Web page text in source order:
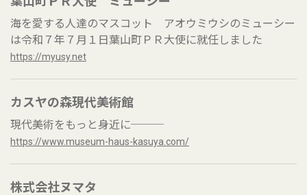
海を愛する人達のマスコット アオウミウシのミューシー
は令和７年７月１日葉山町ＰＲ大使に就任しました
https://myusy.net
カスヤの森現代美術館
現代美術をもっと身近に───
https://www.museum-haus-kasuya.com/
株式会社ヌマタ